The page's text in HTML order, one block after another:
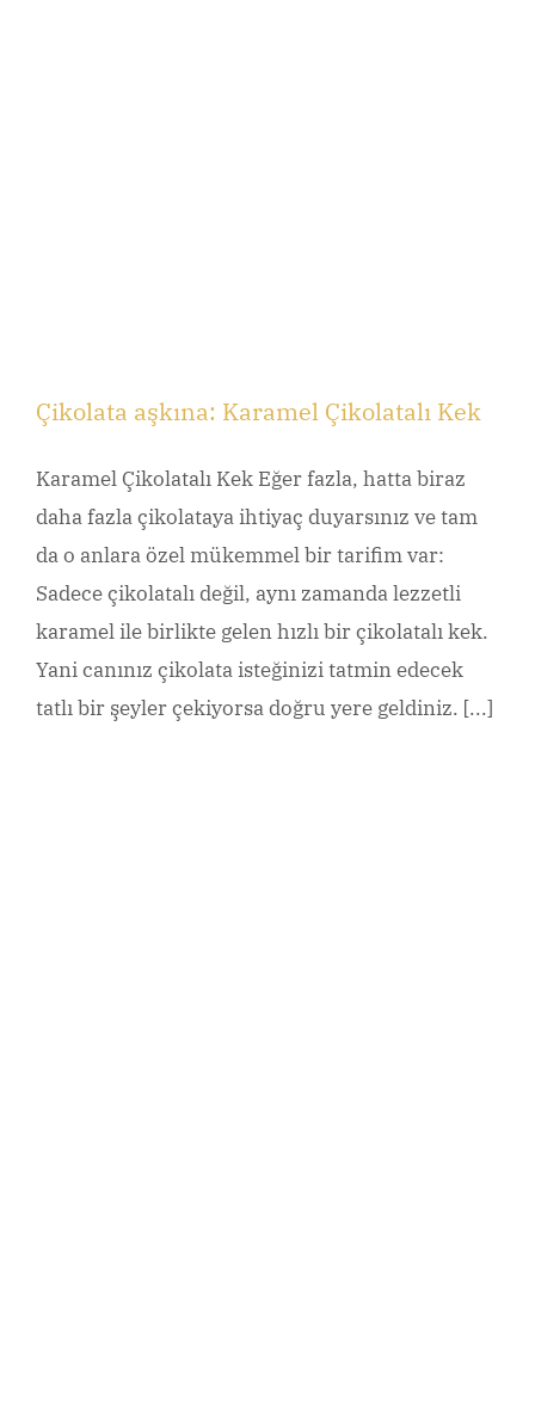
Çikolata aşkına: Karamel Çikolatalı Kek
Karamel Çikolatalı Kek Eğer fazla, hatta biraz
daha fazla çikolataya ihtiyaç duyarsınız ve tam
da o anlara özel mükemmel bir tarifim var:
Sadece çikolatalı değil, aynı zamanda lezzetli
karamel ile birlikte gelen hızlı bir çikolatalı kek.
Yani canınız çikolata isteğinizi tatmin edecek
tatlı bir şeyler çekiyorsa doğru yere geldiniz. [...]